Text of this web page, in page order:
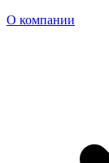
О компании